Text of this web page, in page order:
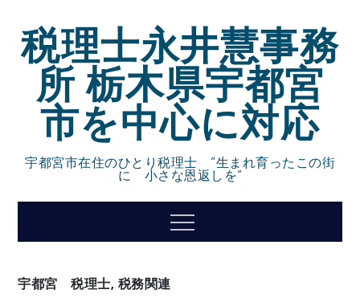
content
税理士永井慧事務
所 栃木県宇都宮
市を中心に対応
宇都宮市在住のひとり税理士 ”生まれ育ったこの街
に 小さな恩返しを”
Menu
宇都宮 税理士, 税務関連